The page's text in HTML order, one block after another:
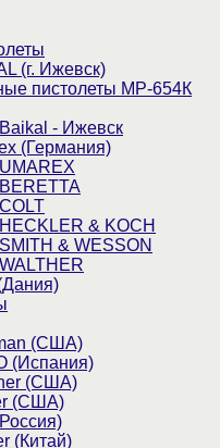
(г. Ижевск)
пистолеты МР-654К
- Ижевск
(Германия)
& KOCH
& WESSON
(США)
(Испания)
(США)
(США)
(Китай)